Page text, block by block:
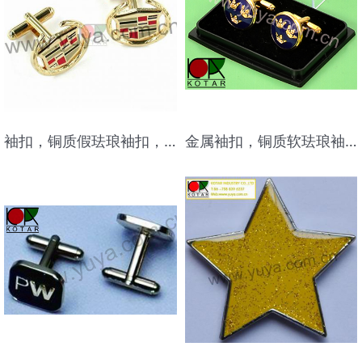
袖扣，铜质假珐琅袖扣，表面电镀金 金属袖扣，铜质软珐琅袖扣,表面电镀颜色